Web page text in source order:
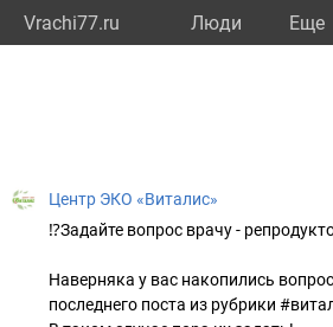
Vrachi77.ru Люди Eще
Центр ЭКО «Виталис»
⁉️Задайте вопрос врачу -
Наверняка у вас накопились
последнего поста из рубрики